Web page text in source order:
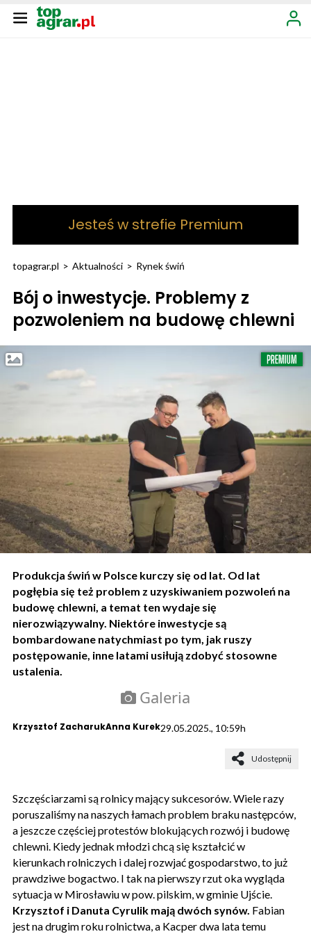
Jesteś w strefie Premium
topagrar.pl > Aktualności > Rynek świń
Bój o inwestycje. Problemy z
pozwoleniem na budowę chlewni
Produkcja świń w Polsce kurczy się od lat. Od lat
pogłębia się też problem z uzyskiwaniem pozwoleń na
budowę chlewni, a temat ten wydaje się
nierozwiązywalny. Niektóre inwestycje są
bombardowane natychmiast po tym, jak ruszy
postępowanie, inne latami usiłują zdobyć stosowne
ustalenia.
Galeria
Krzysztof ZacharukAnna Kurek29.05.2025., 10:59h
Udostępnij
Szczęściarzami są rolnicy mający sukcesorów. Wiele razy
poruszaliśmy na naszych łamach problem braku następców,
a jeszcze częściej protestów blokujących rozwój i budowę
chlewni. Kiedy jednak młodzi chcą się kształcić w
kierunkach rolniczych i dalej rozwjać gospodarstwo, to już
prawdziwe bogactwo. I tak na pierwszy rzut oka wygląda
sytuacja w Mirosławiu w pow. pilskim, w gminie Ujście.
Krzysztof i Danuta Cyrulik mają dwóch synów. Fabian
jest na drugim roku rolnictwa, a Kacper dwa lata temu